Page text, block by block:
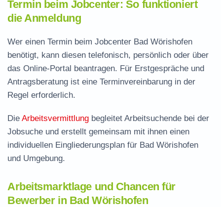
Termin beim Jobcenter: So funktioniert
die Anmeldung
Wer einen Termin beim Jobcenter Bad Wörishofen
benötigt, kann diesen telefonisch, persönlich oder über
das Online-Portal beantragen. Für Erstgespräche und
Antragsberatung ist eine Terminvereinbarung in der
Regel erforderlich.
Die Arbeitsvermittlung begleitet Arbeitsuchende bei der
Jobsuche und erstellt gemeinsam mit ihnen einen
individuellen Eingliederungsplan für Bad Wörishofen
und Umgebung.
Arbeitsmarktlage und Chancen für
Bewerber in Bad Wörishofen